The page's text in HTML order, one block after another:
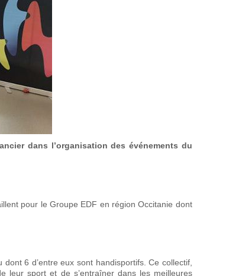
dans l’organisation des événements du
pour le Groupe EDF en région Occitanie dont
6 d’entre eux sont handisportifs. Ce collectif,
leur sport et de s’entraîner dans les meilleures